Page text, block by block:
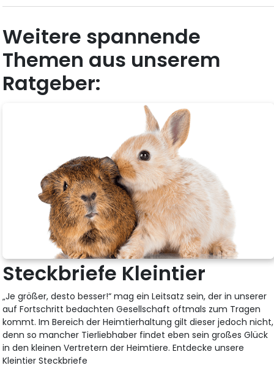
Weitere spannende
Themen aus unserem
Ratgeber:
Steckbriefe Kleintier
„Je größer, desto besser!“ mag ein Leitsatz sein, der in unserer
auf Fortschritt bedachten Gesellschaft oftmals zum Tragen
kommt. Im Bereich der Heimtierhaltung gilt dieser jedoch nicht,
denn so mancher Tierliebhaber findet eben sein großes Glück
in den kleinen Vertretern der Heimtiere. Entdecke unsere
Kleintier Steckbriefe